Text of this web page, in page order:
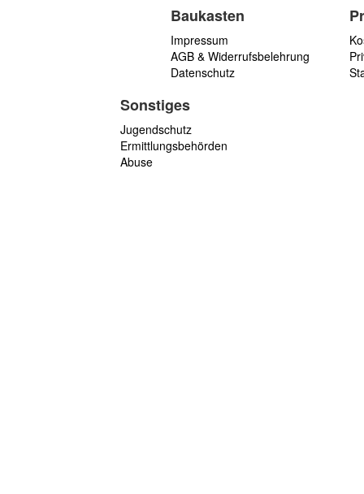
Baukasten
Impressum
AGB & Widerrufsbelehrung
Datenschutz
Sonstiges
Jugendschutz
Ermittlungsbehörden
Abuse